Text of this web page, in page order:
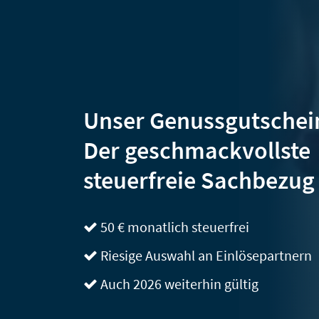
Unser
Der geschmackvollste
steuerfreie Sachbezug
50 € monatlich steuerfrei
Riesige Auswahl an Einlösepartnern
Auch 2026 weiterhin gültig